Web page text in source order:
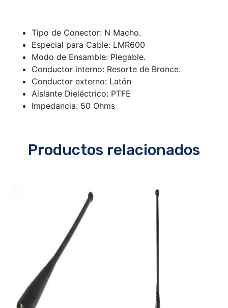
Tipo de Conector: N Macho.
Especial para Cable: LMR600
Modo de Ensamble: Plegable.
Conductor interno: Resorte de Bronce.
Conductor externo: Latón
Aislante Dieléctrico: PTFE
Impedancia: 50 Ohms
Productos relacionados